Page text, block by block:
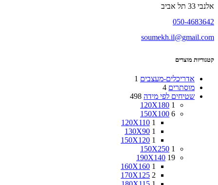
אלנבי 33 תל אביב
050-4683642
soumekh.il@gmail.com
קטגוריות מוצרים
אדריכלים-מעצבים 1
מוסתרים 4
שטיחים לפי מידה 498
120X180 1
150X100 6
120X110 1
130X90 1
150X120 1
150X250 1
190X140 19
160X160 1
170X125 2